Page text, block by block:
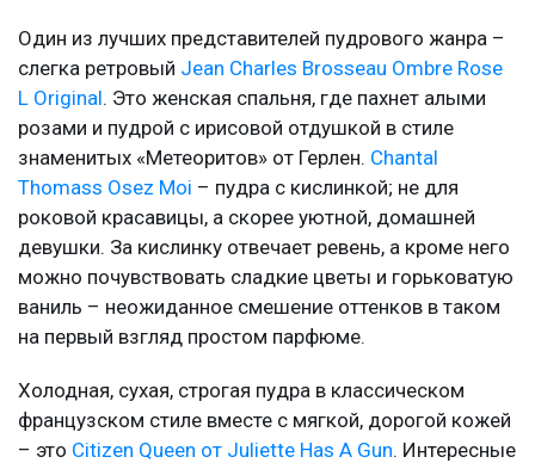
Один из лучших представителей пудрового жанра –
слегка ретровый Jean Charles Brosseau Ombre Rose
L Original. Это женская спальня, где пахнет алыми
розами и пудрой с ирисовой отдушкой в стиле
знаменитых «Метеоритов» от Герлен. Chantal
Thomass Osez Moi – пудра с кислинкой; не для
роковой красавицы, а скорее уютной, домашней
девушки. За кислинку отвечает ревень, а кроме него
можно почувствовать сладкие цветы и горьковатую
ваниль – неожиданное смешение оттенков в таком
на первый взгляд простом парфюме.
Холодная, сухая, строгая пудра в классическом
французском стиле вместе с мягкой, дорогой кожей
– это Citizen Queen от Juliette Has A Gun. Интересные